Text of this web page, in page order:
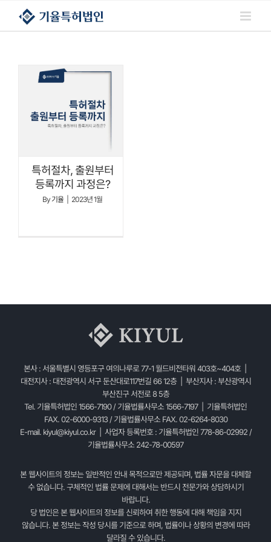
콘텐츠로
건너뛰기
특허절차, 출원부터
등록까지 과정은?
By기율 2023년 1월
본사 : 서울특별시 영등포구 여의나루로 77-1 월드비전타워 403호~404호 |
대전지사 : 대전광역시 서구 둔산대로117번길 66 12층 | 부산지사 : 부산광역시
부산진구 서전로 8 5층
Tel. 기율특허법인 1566-7190 / 기율법률사무소 1566-7197 | 기율특허법인
FAX. 02-6000-9313 / 기율법률사무소 FAX. 02-6264-8030
E-mail. kiyul@kiyul.co.kr| 사업자 등록번호 : 기율특허법인 778-86-02992 /
기율법률사무소 242-78-00597
본 웹사이트의 정보는 일반적인 안내 목적으로만 제공되며, 법률 자문을 대체할
수 없습니다. 구체적인 법률 문제에 대해서는 반드시 전문가와 상담하시기
바랍니다.
당 법인은 본 웹사이트의 정보를 신뢰하여 취한 행동에 대해 책임을 지지
않습니다. 본 정보는 작성 당시를 기준으로 하며, 법률이나 상황의 변경에 따라
달라질 수 있습니다.